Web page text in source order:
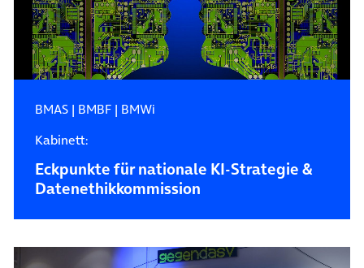
BMAS| BMBF| BMWi
Kabinett:
Eckpunkte für nationale KI-Strategie &
Datenethikkommission